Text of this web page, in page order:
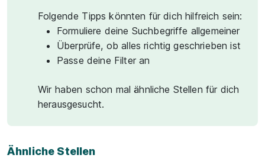
Folgende Tipps könnten für dich hilfreich sein:
Formuliere deine Suchbegriffe allgemeiner
Überprüfe, ob alles richtig geschrieben ist
Passe deine Filter an
Wir haben schon mal ähnliche Stellen für dich
herausgesucht.
Ähnliche Stellen